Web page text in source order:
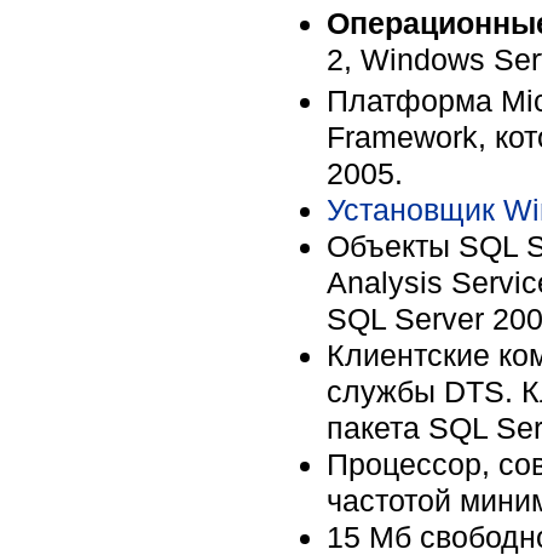
2, Windows
Платформа
Framework,
2005.
Установщик
Объекты SQL
Analysis
SQL Server
Клиентские
службы DTS.
пакета SQL
Процессор,
частотой
15 Мб